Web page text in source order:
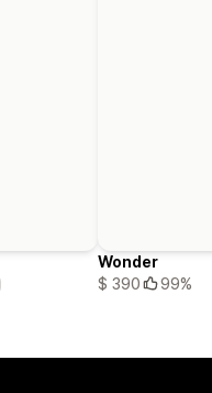
Wonder
$ 390
99%